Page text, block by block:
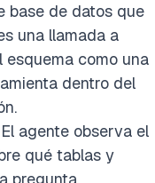
base de datos que
una llamada a
como una
dentro del
El agente observa el
qué tablas y